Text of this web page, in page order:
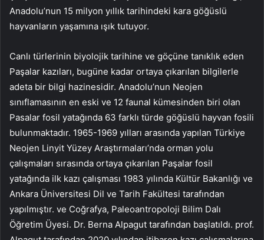
Anadolu’nun 15 milyon yıllık tarihindeki kara göğüslü
hayvanların yaşamına ışık tutuyor.
Canlı türlerinin biyolojik tarihine ve göçüne tanıklık eden
Paşalar kazıları, bugüne kadar ortaya çıkarılan bilgilerle
adeta bir bilgi hazinesidir. Anadolu’nun Neojen
sınıflamasının en eski ve 12 faunal kümesinden biri olan
Pasalar fosil yatağında 63 farklı türde göğüslü hayvan fosili
bulunmaktadır. 1965-1969 yılları arasında yapılan Türkiye
Neojen Linyit Yüzey Araştırmaları’nda orman yolu
çalışmaları sırasında ortaya çıkarılan Paşalar fosil
yatağında ilk kazı çalışması 1983 yılında Kültür Bakanlığı ve
Ankara Üniversitesi Dil ve Tarih Fakültesi tarafından
yapılmıştır. ve Coğrafya, Paleoantropoloji Bilim Dalı
Öğretim Üyesi. Dr. Berna Alpagut tarafından başlatıldı. prof.